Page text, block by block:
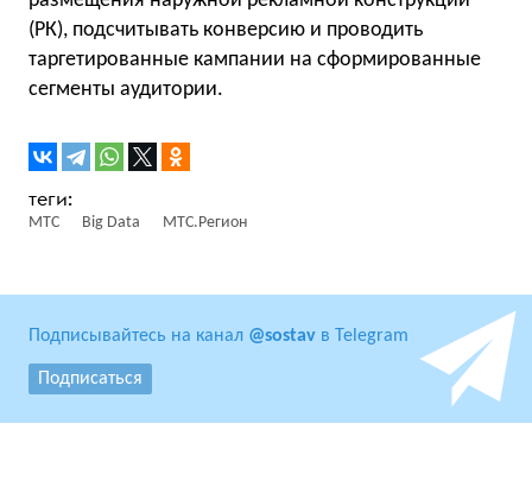
(РК), подсчитывать конверсию и проводить
таргетированные кампании на сформированные
сегменты аудитории.
МТС Big Data МТС.Регион
Подписывайтесь на канал @sostav в Telegram
Подписаться